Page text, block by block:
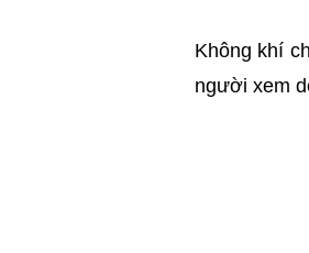
Không khí
người xem